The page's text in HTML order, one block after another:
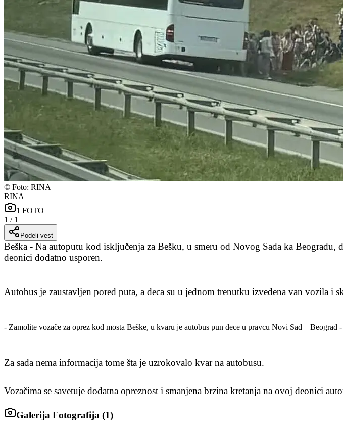
© Foto: RINA
RINA
1 FOTO
1 / 1
Podeli vest
Beška - Na autoputu kod isključenja za Bešku, u smeru od Novog Sada ka Beogradu,
deonici dodatno usporen.
Autobus je zaustavljen pored puta, a deca su u jednom trenutku izvedena van vozila i
- Zamolite vozače za oprez kod mosta Beške, u kvaru je autobus pun dece u pravcu Novi Sad –
Za sada nema informacija tome šta je uzrokovalo kvar na autobusu.
Vozačima se savetuje dodatna opreznost i smanjena brzina kretanja na ovoj deonici
Galerija Fotografija (1)